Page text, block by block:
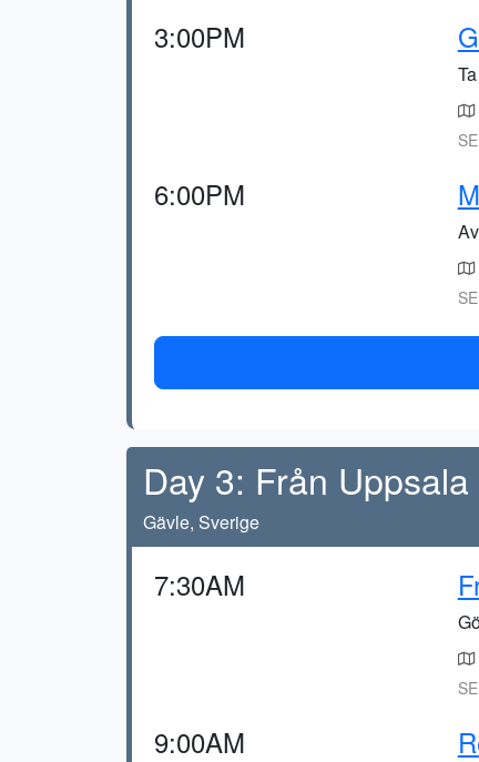
3:00PM
6:00PM
Day 3: Från
Gävle, Sverige
7:30AM
9:00AM